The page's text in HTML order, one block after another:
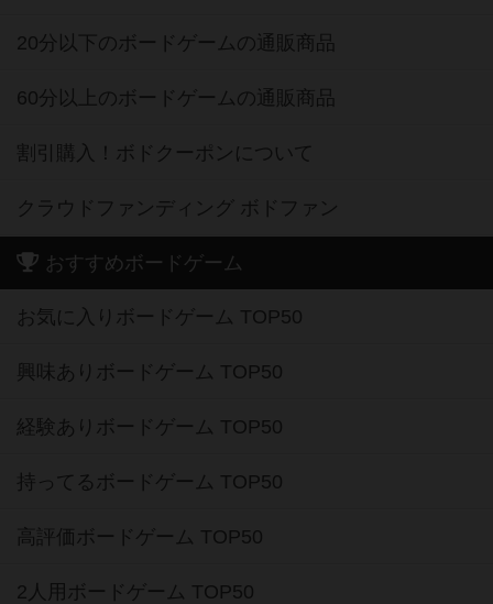
20分以下のボードゲームの通販商品
60分以上のボードゲームの通販商品
割引購入！ボドクーポンについて
クラウドファンディング ボドファン
おすすめボードゲーム
お気に入りボードゲーム TOP50
興味ありボードゲーム TOP50
経験ありボードゲーム TOP50
持ってるボードゲーム TOP50
高評価ボードゲーム TOP50
2人用ボードゲーム TOP50